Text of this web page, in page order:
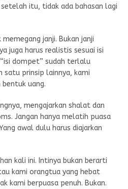
setelah itu, tidak ada bahasan lagi
janji. Bukan janji
juga harus realistis sesuai isi
“isi dompet” sudah terlalu
satu prinsip lainnya, kami
uang.
mengajarkan shalat dan
Jangan hanya melatih puasa
awal dulu harus diajarkan
kali ini. Intinya bukan berarti
kami orangtua yang hebat
kami berpuasa penuh. Bukan.